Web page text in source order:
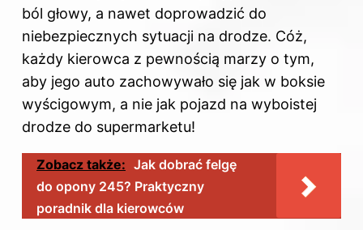
ból głowy, a nawet doprowadzić do
niebezpiecznych sytuacji na drodze. Cóż,
każdy kierowca z pewnością marzy o tym,
aby jego auto zachowywało się jak w boksie
wyścigowym, a nie jak pojazd na wyboistej
drodze do supermarketu!
Zobacz także: Jak dobrać felgę
do opony 245? Praktyczny
poradnik dla kierowców